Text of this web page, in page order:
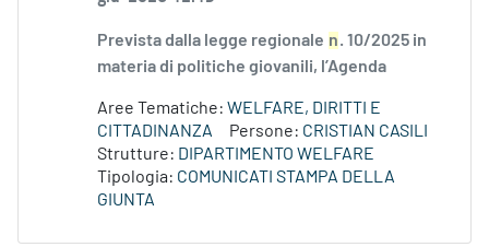
Prevista dalla legge regionale n. 10/2025 in
materia di politiche giovanili, l’Agenda
Aree Tematiche: WELFARE, DIRITTI E
CITTADINANZA
Persone: CRISTIAN CASILI
Strutture: DIPARTIMENTO WELFARE
Tipologia: COMUNICATI STAMPA DELLA
GIUNTA